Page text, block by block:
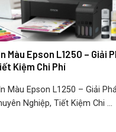
Màu Epson L1250 – Giải
Kiệm Chi Phí
Màu Epson L1250 – Giải
Nghiệp, Tiết Kiệm Chi ...